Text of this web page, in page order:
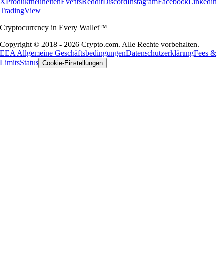
TradingView
Cryptocurrency in Every Wallet™
Copyright © 2018 - 2026 Crypto.com. Alle Rechte vorbehalten.
EEA Allgemeine GeschäftsbedingungenDatenschutzerklärungFees &
LimitsStatus Cookie-Einstellungen